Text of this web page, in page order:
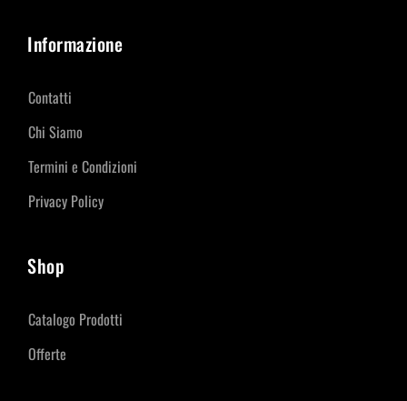
Informazione
Contatti
Chi Siamo
Termini e Condizioni
Privacy Policy
Shop
Catalogo Prodotti
Offerte